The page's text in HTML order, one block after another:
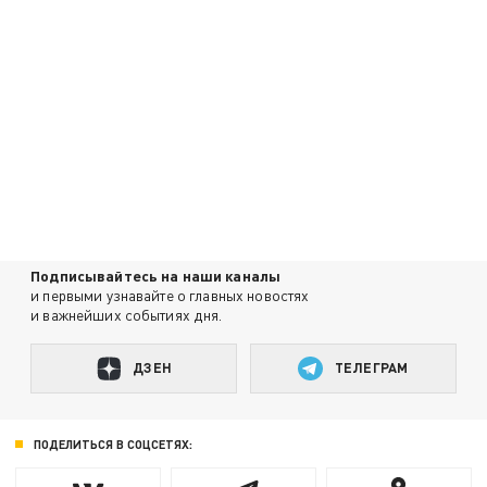
Подписывайтесь на наши каналы
и первыми узнавайте о главных новостях
и важнейших событиях дня.
ДЗЕН ТЕЛЕГРАМ
ПОДЕЛИТЬСЯ В СОЦСЕТЯХ: